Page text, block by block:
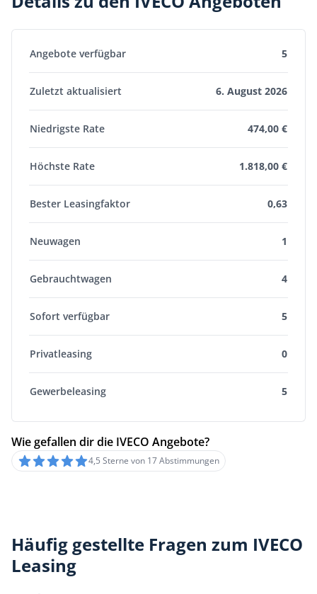
Angebote verfügbar 5
Zuletzt aktualisiert 6. August 2026
Niedrigste Rate 474,00 €
Höchste Rate 1.818,00 €
Bester Leasingfaktor 0,63
Neuwagen 1
Gebrauchtwagen 4
Sofort verfügbar 5
Privatleasing 0
Gewerbeleasing 5
Wie gefallen dir die IVECO Angebote?
4,5 Sterne von 17 Abstimmungen
Häufig gestellte Fragen zum IVECO
Leasing